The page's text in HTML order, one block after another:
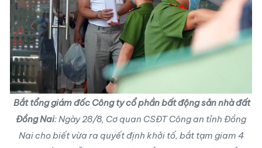
Bắt tổng giám đốc Công ty cổ phần bất động sản nhà đất
Đồng Nai: Ngày 28/8, Cơ quan CSĐT Công an tỉnh Đồng
Nai cho biết vừa ra quyết định khởi tố, bắt tạm giam 4